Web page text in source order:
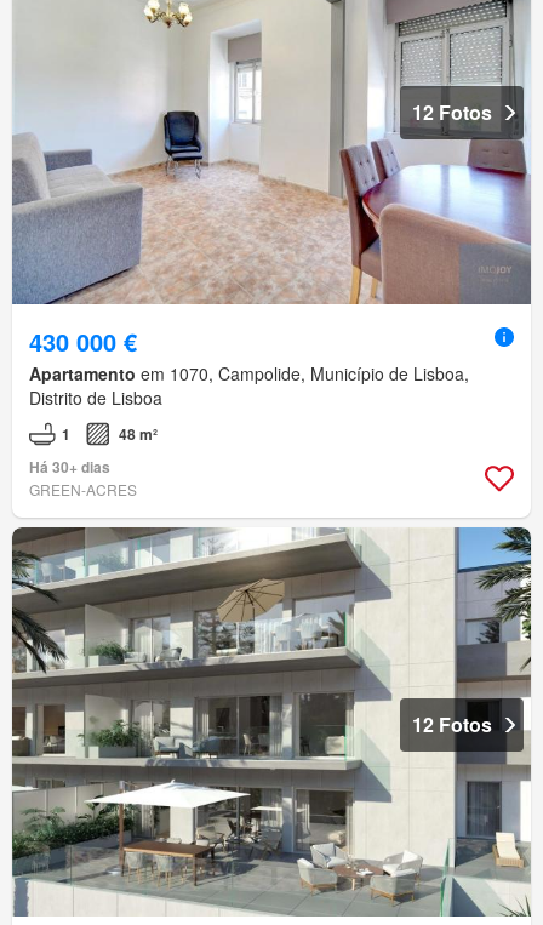
12 Fotos
430 000 €
Apartamento em 1070, Campolide, Município de Lisboa,
Distrito de Lisboa
1
48 m²
Há 30+ dias
GREEN-ACRES
12 Fotos